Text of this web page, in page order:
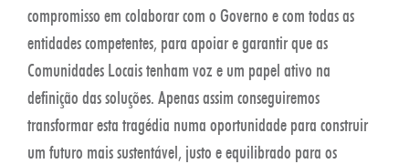
compromisso em colaborar com o Governo e com todas as
entidades competentes, para apoiar e garantir que as
Comunidades Locais tenham voz e um papel ativo na
definição das soluções. Apenas assim conseguiremos
transformar esta tragédia numa oportunidade para construir
um futuro mais sustentável, justo e equilibrado para os